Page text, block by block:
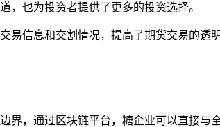
，也为投资者提供了更多的投资选择。
易信息和交割情况，提高了期货交易的
界，通过区块链平台，糖企业可以直接